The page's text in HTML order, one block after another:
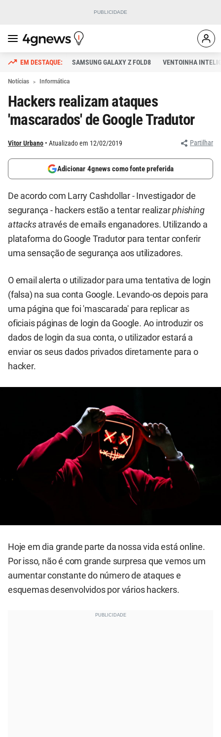
SAMSUNG GALAXY Z FOLD8 VENTOINHA
Notícias Informática
Hackers realizam ataques
'mascarados' de Google Tradutor
Vitor Urbano Atualizado em 12/02/2019 Partilhar
Adicionar 4gnews como fonte preferida
De acordo com Larry Cashdollar - Investigador de
segurança - hackers estão a tentar realizarphishing
attacksatravés de emails enganadores. Utilizando a
plataforma do Google Tradutor para tentar conferir
uma sensação de segurança aos utilizadores.
O email alerta o utilizador para uma tentativa de login
(falsa) na sua conta Google. Levando-os depois para
uma página que foi 'mascarada' para replicar as
oficiais páginas de login da Google. Ao introduzir os
dados de login da sua conta, o utilizador estará a
enviar os seus dados privados diretamente para o
hacker.
Hoje em dia grande parte da nossa vida está online.
Por isso, não é com grande surpresa que vemos um
aumentar constante do número de ataques e
esquemas desenvolvidos por vários hackers.